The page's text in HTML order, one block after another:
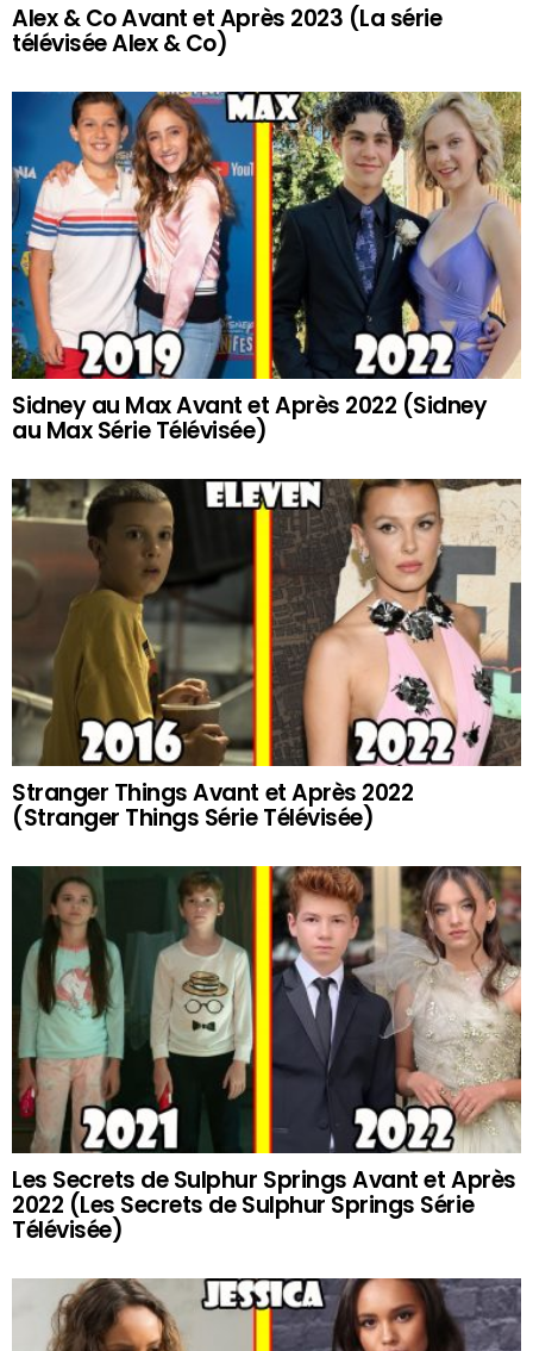
Alex & Co Avant et Après 2023 (La série
télévisée Alex & Co)
Sidney au Max Avant et Après 2022 (Sidney
au Max Série Télévisée)
Stranger Things Avant et Après 2022
(Stranger Things Série Télévisée)
Les Secrets de Sulphur Springs Avant et Après
2022 (Les Secrets de Sulphur Springs Série
Télévisée)